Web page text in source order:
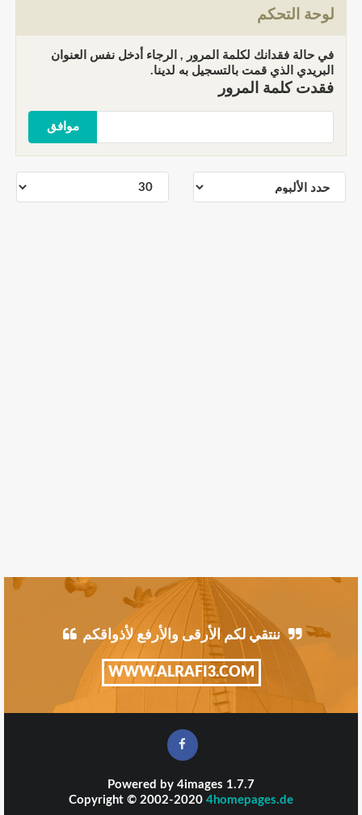
لوحة التحكم
في حالة فقدانك لكلمة المرور , الرجاء أدخل نفس العنوان
البريدي الذي قمت بالتسجيل به لدينا.
فقدت كلمة المرور
موافق
ننتقي لكم الأرقى والأرفع لأذواقكم
WWW.ALRAFI3.COM
Powered by 4images 1.7.7
Copyright © 2002-2020 4homepages.de